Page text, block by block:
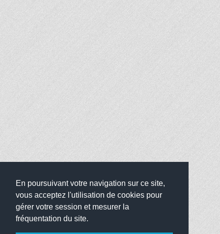
En poursuivant votre navigation sur ce site,
vous acceptez l'utilisation de cookies pour
gérer votre session et mesurer la
fréquentation du site.